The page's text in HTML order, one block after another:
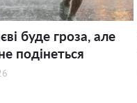
буде гроза, але
подінеться